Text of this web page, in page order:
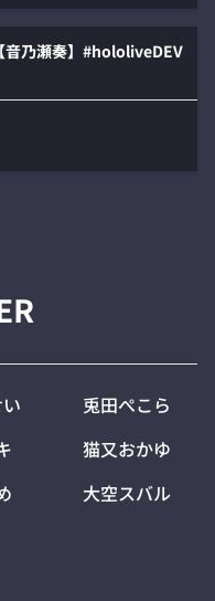
音乃瀬奏】#hololiveDEV
兎田ぺこら
猫又おかゆ
大空スバル